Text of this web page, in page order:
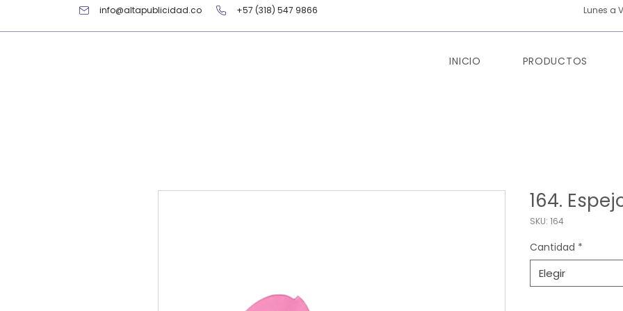
info@altapublicidad.co +57 (318) 547 9866 Lunes a
INICIO PRODUCTOS
164.
SKU: 164
Cantidad *
Elegir